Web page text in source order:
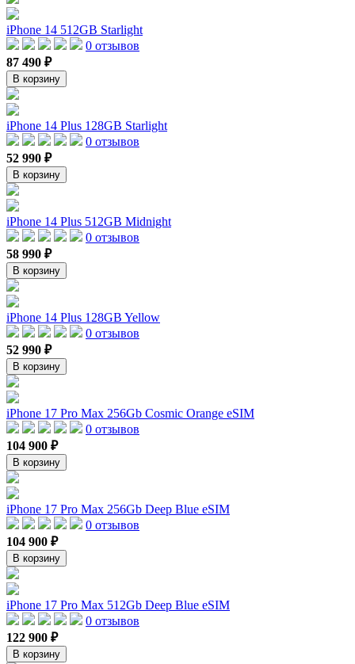
iPhone 14 512GB Starlight
0 отзывов
87 490 ₽
В корзину
iPhone 14 Plus 128GB Starlight
0 отзывов
52 990 ₽
В корзину
iPhone 14 Plus 512GB Midnight
0 отзывов
58 990 ₽
В корзину
iPhone 14 Plus 128GB Yellow
0 отзывов
52 990 ₽
В корзину
iPhone 17 Pro Max 256Gb Cosmic Orange eSIM
0 отзывов
104 900 ₽
В корзину
iPhone 17 Pro Max 256Gb Deep Blue eSIM
0 отзывов
104 900 ₽
В корзину
iPhone 17 Pro Max 512Gb Deep Blue eSIM
0 отзывов
122 900 ₽
В корзину